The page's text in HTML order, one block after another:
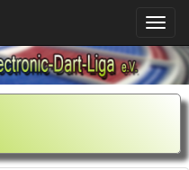
Menü